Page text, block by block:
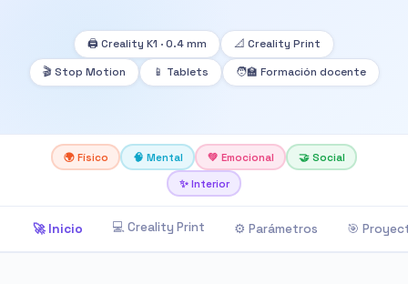
🖨️ Creality K1 · 0.4 mm
📐 Creality Print
🎬 Stop Motion
📱 Tablets 🧑‍🏫 Formación docente
🌍 Físico 🧠 Mental 💚 Emocional 🤝 Social
✨ Interior
🚀 Inicio 💻 Creality Print ⚙️ Parámetros 🎯